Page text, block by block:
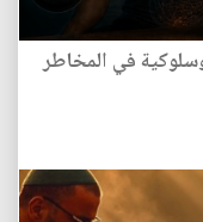
في المخاطر